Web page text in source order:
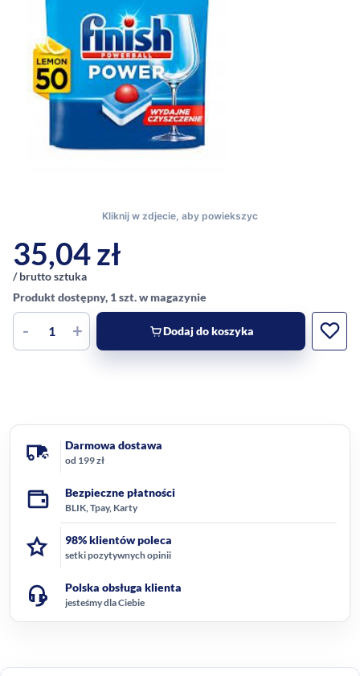
35,04zł
/ brutto sztuka
Produkt dostępny, 1 szt. w magazynie
- + Dodaj do koszyka
Darmowa dostawa
od 199 zł
Bezpieczne płatności
BLIK, Tpay, Karty
98% klientów poleca
setki pozytywnych opinii
Polska obsługa klienta
jesteśmy dla Ciebie